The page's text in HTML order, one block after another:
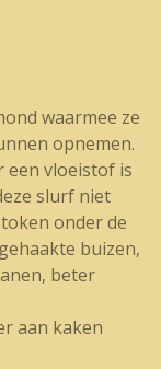
waarmee ze
opnemen.
een vloeistof is
slurf niet
onder de
buizen,
beter
aan kaken